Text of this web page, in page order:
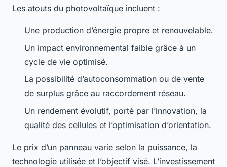
Les atouts du photovoltaïque incluent :
Une production d’énergie propre et renouvelable.
Un impact environnemental faible grâce à un
cycle de vie optimisé.
La possibilité d’autoconsommation ou de vente
de surplus grâce au raccordement réseau.
Un rendement évolutif, porté par l’innovation, la
qualité des cellules et l’optimisation d’orientation.
Le prix d’un panneau varie selon la puissance, la
technologie utilisée et l’objectif visé. L’investissement